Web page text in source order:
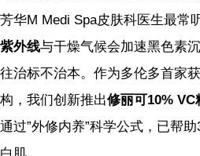
芳华M Medi Spa皮肤科医生最常
紫外线与干燥气候会加速黑色素
往治标不治本。作为多伦多首家
构，我们创新推出修丽可10%
通过”外修内养”科学公式，已帮
白肌。